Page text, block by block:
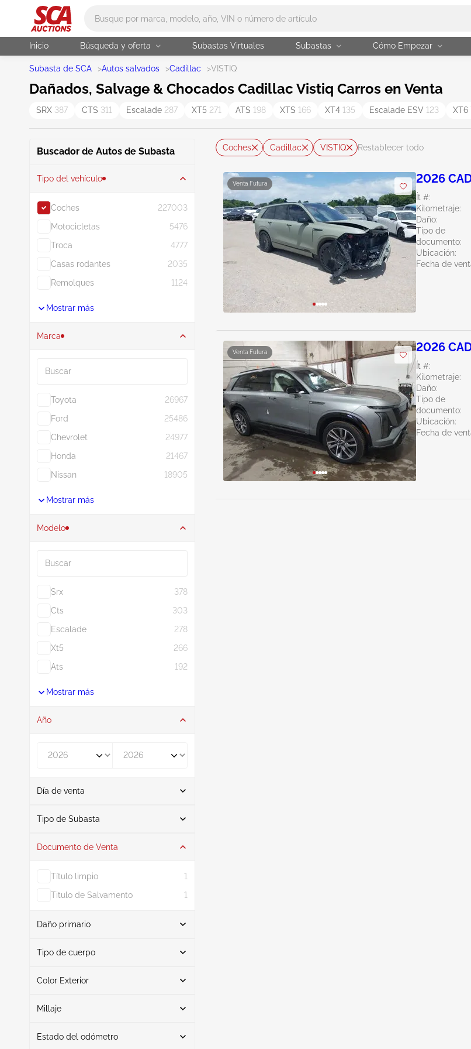
Inicio Búsqueda y oferta Subastas Virtuales Subastas Cómo Empezar
Subasta de SCA >Autos salvados >Cadillac >VISTIQ
Dañados, Salvage & Chocados Cadillac Vistiq Carros en Venta
SRX 387 CTS 311 Escalade 287 XT5 271 ATS 198 XTS 166 XT4 135 Escalade ESV 123 XT6
Buscador de Autos de Subasta
Tipo del vehículo
Coches
227003
Motocicletas
5476
Troca
4777
Casas rodantes
2035
Remolques
1124
Mostrar más
Marca
Toyota
26967
Ford
25486
Chevrolet
24977
Honda
21467
Nissan
18905
Mostrar más
Modelo
Srx
378
Cts
303
Escalade
278
Xt5
266
Ats
192
Mostrar más
Año
Día de venta
De
Tipo de Subasta
Subasta 2
Documento de Venta
Título limpio
1
Titulo de Salvamento
1
Daño primario
Interfaz
1
Tipo de cuerpo
Suv 2
Color Exterior
Millaje
Estado del odómetro
Coches Cadillac VISTIQ Restablecer todo
Venta Futura 2026
Ít #:
Kilometraje:
Daño:
Tipo de
documento:
Ubicación:
Fecha de
Venta Futura 2026
Ít #:
Kilometraje:
Daño:
Tipo de
documento:
Ubicación:
Fecha de